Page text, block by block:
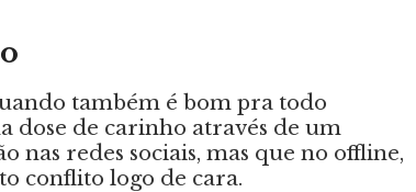
também é bom pra todo
dose de carinho através de um
nas redes sociais, mas que no offline,
conflito logo de cara.